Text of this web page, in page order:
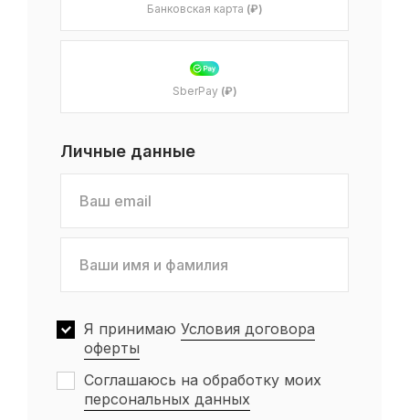
Банковская карта (₽)
SberPay (₽)
Личные данные
Я принимаю Условия договора
оферты
Соглашаюсь на обработку моих
персональных данных